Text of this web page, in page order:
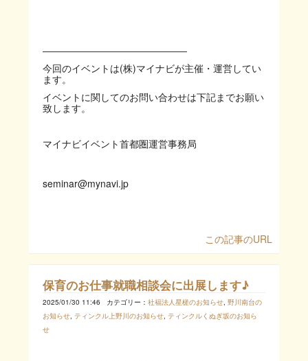
―――――――――――――――
今回のイベントは(株)マイナビが主催・運営してい
ます。
イベントに関してのお問い合わせは下記までお願い
致します。
マイナビイベント首都圏運営事務局
seminar@mynavi.jp
この記事のURL
保育のお仕事就職相談会に出展します♪
2025/01/30 11:46 カテゴリー： 社福法人星槎のお知らせ, 野川南台の
お知らせ, ティンクル上野川のお知らせ, ティンクルくぬぎ坂のお知ら
せ